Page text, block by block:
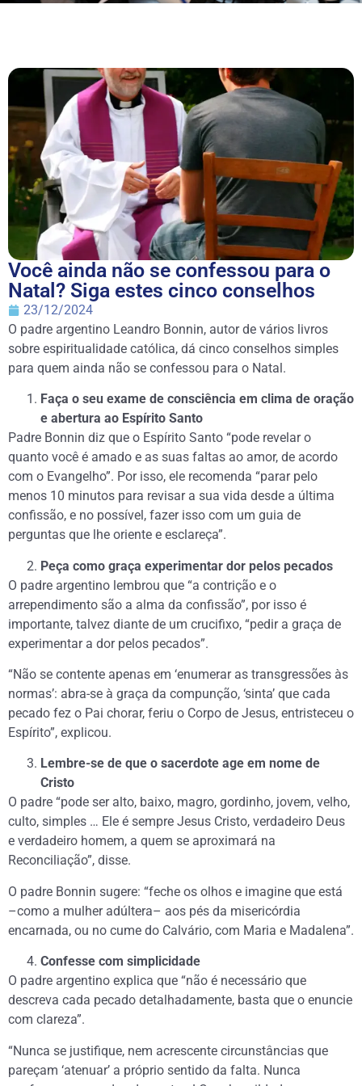
Você ainda não se confessou para o
Natal? Siga estes cinco conselhos
23/12/2024
O padre argentino Leandro Bonnin, autor de vários livros
sobre espiritualidade católica, dá cinco conselhos simples
para quem ainda não se confessou para o Natal.
Faça o seu exame de consciência em clima de oração
e abertura ao Espírito Santo
Padre Bonnin diz que o Espírito Santo “pode revelar o
quanto você é amado e as suas faltas ao amor, de acordo
com o Evangelho”. Por isso, ele recomenda “parar pelo
menos 10 minutos para revisar a sua vida desde a última
confissão, e no possível, fazer isso com um guia de
perguntas que lhe oriente e esclareça”.
Peça como graça experimentar dor pelos pecados
O padre argentino lembrou que “a contrição e o
arrependimento são a alma da confissão”, por isso é
importante, talvez diante de um crucifixo, “pedir a graça de
experimentar a dor pelos pecados”.
“Não se contente apenas em ‘enumerar as transgressões às
normas’: abra-se à graça da compunção, ‘sinta’ que cada
pecado fez o Pai chorar, feriu o Corpo de Jesus, entristeceu o
Espírito”, explicou.
Lembre-se de que o sacerdote age em nome de
Cristo
O padre “pode ser alto, baixo, magro, gordinho, jovem, velho,
culto, simples … Ele é sempre Jesus Cristo, verdadeiro Deus
e verdadeiro homem, a quem se aproximará na
Reconciliação”, disse.
O padre Bonnin sugere: “feche os olhos e imagine que está
–como a mulher adúltera– aos pés da misericórdia
encarnada, ou no cume do Calvário, com Maria e Madalena”.
Confesse com simplicidade
O padre argentino explica que “não é necessário que
descreva cada pecado detalhadamente, basta que o enuncie
com clareza”.
“Nunca se justifique, nem acrescente circunstâncias que
pareçam ‘atenuar’ a próprio sentido da falta. Nunca